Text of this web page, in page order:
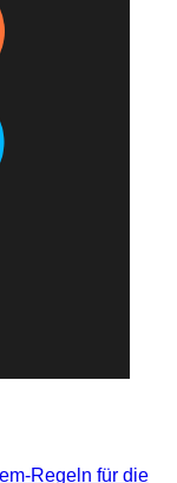
Regeln für die